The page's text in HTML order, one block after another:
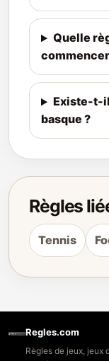
Quelle
Existe-t-il
basque ?
Règles
Tennis
Regles.com
Règles de jeux, jeux